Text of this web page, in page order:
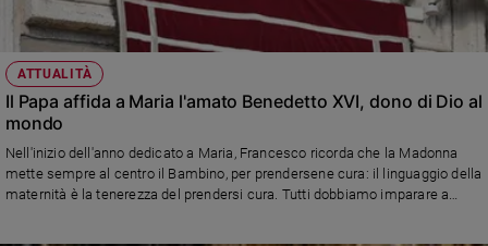
ATTUALITÀ
Il Papa affida a Maria l'amato Benedetto XVI, dono di Dio al
mondo
Nell'inizio dell'anno dedicato a Maria, Francesco ricorda che la Madonna
mette sempre al centro il Bambino, per prendersene cura: il linguaggio della
maternità è la tenerezza del prendersi cura. Tutti dobbiamo imparare a